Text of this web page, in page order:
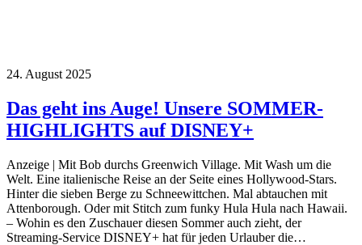
24. August 2025
Das geht ins Auge! Unsere SOMMER-
HIGHLIGHTS auf DISNEY+
Anzeige | Mit Bob durchs Greenwich Village. Mit Wash um die
Welt. Eine italienische Reise an der Seite eines Hollywood-Stars.
Hinter die sieben Berge zu Schneewittchen. Mal abtauchen mit
Attenborough. Oder mit Stitch zum funky Hula Hula nach Hawaii.
– Wohin es den Zuschauer diesen Sommer auch zieht, der
Streaming-Service DISNEY+ hat für jeden Urlauber die…